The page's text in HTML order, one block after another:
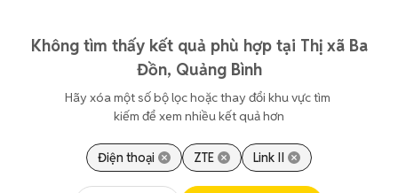
Không tìm thấy kết quả phù hợp tại Thị xã Ba
Đồn, Quảng Bình
Hãy xóa một số bộ lọc hoặc thay đổi khu vực tìm
kiếm để xem nhiều kết quả hơn
Điện thoại ZTE Link II